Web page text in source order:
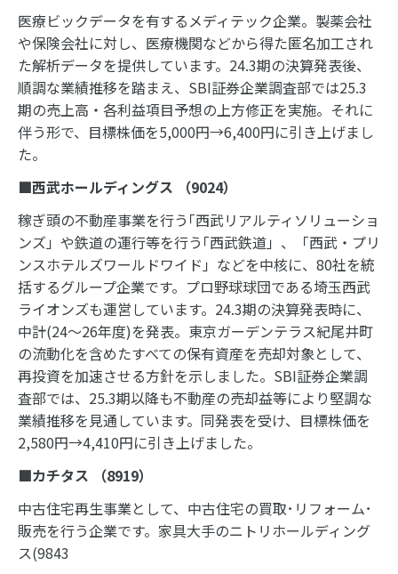
医療ビックデータを有するメディテック企業。製薬会社
や保険会社に対し、医療機関などから得た匿名加工され
た解析データを提供しています。24.3期の決算発表後、
順調な業績推移を踏まえ、SBI証券企業調査部では25.3
期の売上高・各利益項目予想の上方修正を実施。それに
伴う形で、目標株価を5,000円→6,400円に引き上げまし
た。
■西武ホールディングス （9024）
稼ぎ頭の不動産事業を行う｢西武リアルティソリューショ
ンズ」や鉄道の運行等を行う｢西武鉄道」、「西武・プリ
ンスホテルズワールドワイド」などを中核に、80社を統
括するグループ企業です。プロ野球球団である埼玉西武
ライオンズも運営しています。24.3期の決算発表時に、
中計(24～26年度)を発表。東京ガーデンテラス紀尾井町
の流動化を含めたすべての保有資産を売却対象として、
再投資を加速させる方針を示しました。SBI証券企業調
査部では、25.3期以降も不動産の売却益等により堅調な
業績推移を見通しています。同発表を受け、目標株価を
2,580円→4,410円に引き上げました。
■カチタス （8919）
中古住宅再生事業として、中古住宅の買取･リフォーム･
販売を行う企業です。家具大手のニトリホールディング
ス(9843